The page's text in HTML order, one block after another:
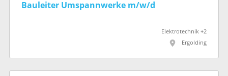
Bauleiter Umspannwerke m/w/d
Elektrotechnik +2
Ergolding